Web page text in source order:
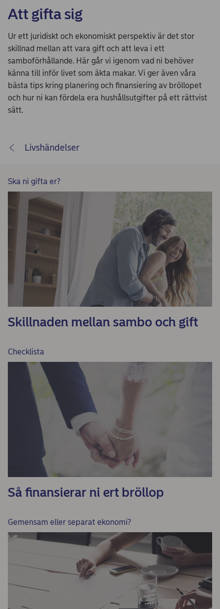
Att gifta sig
Ur ett juridiskt och ekonomiskt perspektiv är det stor
skillnad mellan att vara gift och att leva i ett
samboförhållande. Här går vi igenom vad ni behöver
känna till inför livet som äkta makar. Vi ger även våra
bästa tips kring planering och finansiering av bröllopet
och hur ni kan fördela era hushållsutgifter på ett rättvist
sätt.
Livshändelser
Ska ni gifta er?
Skillnaden mellan sambo och gift
Checklista
Så finansierar ni ert bröllop
Gemensam eller separat ekonomi?